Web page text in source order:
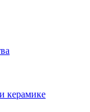
керамике